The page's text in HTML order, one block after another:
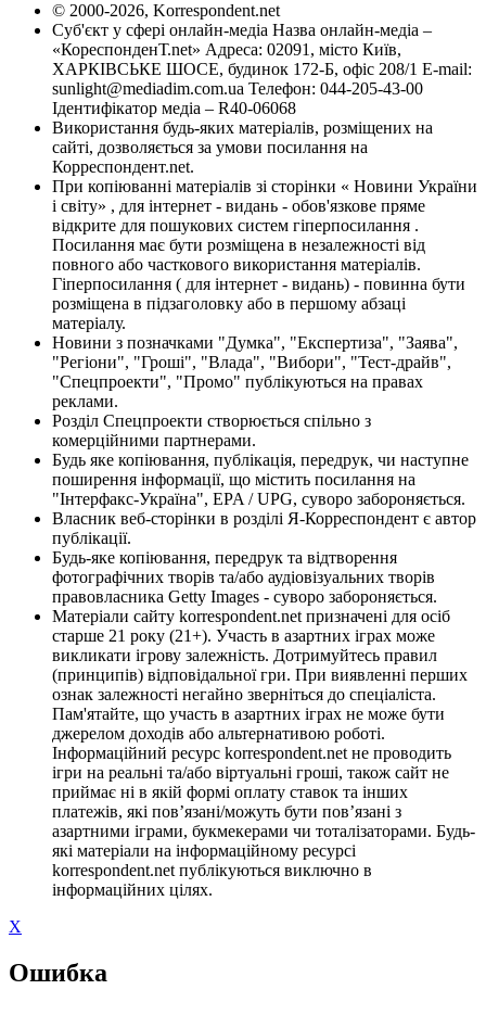
© 2000-2026, Korrespondent.net
Суб'єкт у сфері онлайн-медіа Назва онлайн-медіа –
«КореспонденТ.net» Адреса: 02091, місто Київ,
ХАРКІВСЬКЕ ШОСЕ, будинок 172-Б, офіс 208/1 E-mail:
sunlight@mediadim.com.ua Телефон: 044-205-43-00
Ідентифікатор медіа – R40-06068
Використання будь-яких матеріалів, розміщених на
сайті, дозволяється за умови посилання на
Корреспондент.net.
При копіюванні матеріалів зі сторінки « Новини України
і світу» , для інтернет - видань - обов'язкове пряме
відкрите для пошукових систем гіперпосилання .
Посилання має бути розміщена в незалежності від
повного або часткового використання матеріалів.
Гіперпосилання ( для інтернет - видань) - повинна бути
розміщена в підзаголовку або в першому абзаці
матеріалу.
Новини з позначками "Думка", "Експертиза", "Заява",
"Регіони", "Гроші", "Влада", "Вибори", "Тест-драйв",
"Спецпроекти", "Промо" публікуються на правах
реклами.
Розділ Спецпроекти створюється спільно з
комерційними партнерами.
Будь яке копіювання, публікація, передрук, чи наступне
поширення інформації, що містить посилання на
"Інтерфакс-Україна", EPA / UPG, суворо забороняється.
Власник веб-сторінки в розділі Я-Корреспондент є автор
публікації.
Будь-яке копіювання, передрук та відтворення
фотографічних творів та/або аудіовізуальних творів
правовласника Getty Images - суворо забороняється.
Матеріали сайту korrespondent.net призначені для осіб
старше 21 року (21+). Участь в азартних іграх може
викликати ігрову залежність. Дотримуйтесь правил
(принципів) відповідальної гри. При виявленні перших
ознак залежності негайно зверніться до спеціаліста.
Пам'ятайте, що участь в азартних іграх не може бути
джерелом доходів або альтернативою роботі.
Інформаційний ресурс korrespondent.net не проводить
ігри на реальні та/або віртуальні гроші, також сайт не
приймає ні в якій формі оплату ставок та інших
платежів, які пов’язані/можуть бути пов’язані з
азартними іграми, букмекерами чи тоталізаторами. Будь-
які матеріали на інформаційному ресурсі
korrespondent.net публікуються виключно в
інформаційних цілях.
X
Ошибка